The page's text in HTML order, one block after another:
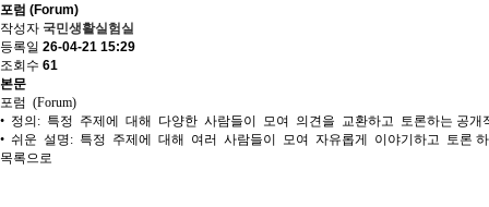
포럼 (Forum)
작성자 국민생활실험실
등록일 26-04-21 15:29
조회수 61
본문
포럼 (Forum)
• 정의: 특정 주제에 대해 다양한 사람들이 모여 의견을 교환하고 토론하는 공개
• 쉬운 설명: 특정 주제에 대해 여러 사람들이 모여 자유롭게 이야기하고 토론
목록으로